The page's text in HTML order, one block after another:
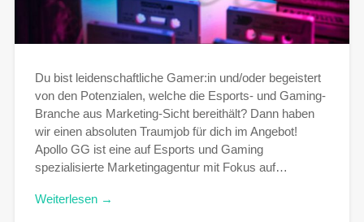
Du bist leidenschaftliche Gamer:in und/oder begeistert
von den Potenzialen, welche die Esports- und Gaming-
Branche aus Marketing-Sicht bereithält? Dann haben
wir einen absoluten Traumjob für dich im Angebot!
Apollo GG ist eine auf Esports und Gaming
spezialisierte Marketingagentur mit Fokus auf…
Weiterlesen →